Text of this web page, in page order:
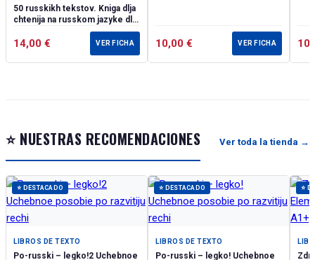
50 russkikh tekstov. Kniga dlja
chtenija na russkom jazyke dlja
14,00 € VER FICHA 10,00 € VER FICHA
⭐ NUESTRAS RECOMENDACIONES Ver toda la tienda →
⭐ DESTACADO
LIBROS DE TEXTO
Po-russki – legko!2 Uchebnoe
⭐ DESTACADO
LIBROS DE TEXTO
Po-russki – legko! Uchebnoe
⭐